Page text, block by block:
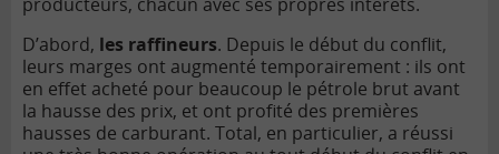
producteurs, chacun avec ses propres intérêts.
D’abord, les raffineurs. Depuis le début du conflit,
leurs marges ont augmenté temporairement : ils ont
en effet acheté pour beaucoup le pétrole brut avant
la hausse des prix, et ont profité des premières
hausses de carburant. Total, en particulier, a réussi